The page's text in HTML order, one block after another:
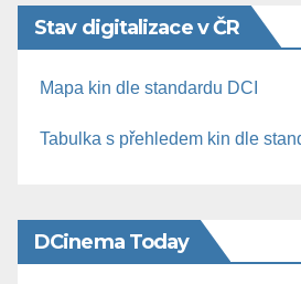
Stav digitalizace v ČR
Mapa kin dle standardu DCI
Tabulka s přehledem kin dle
DCinema Today